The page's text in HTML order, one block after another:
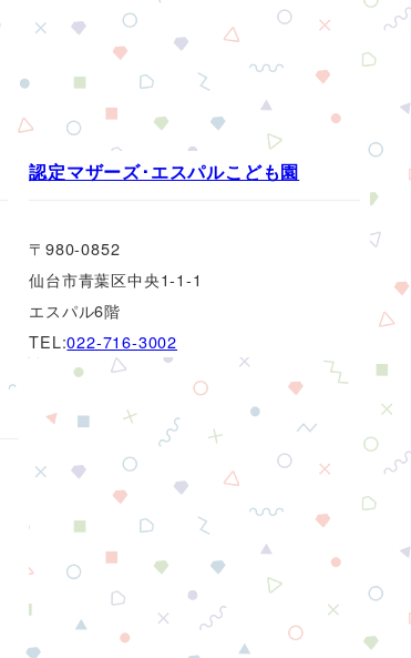
認定マザーズ･エスパルこども園
〒980-0852
仙台市青葉区中央1-1-1
エスパル6階
TEL:022-716-3002